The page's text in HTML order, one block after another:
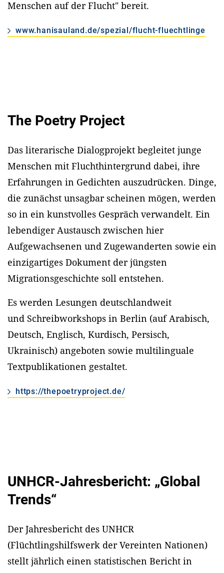
Menschen auf der Flucht" bereit.
www.hanisauland.de/spezial/flucht-fluechtlinge
The Poetry Project
Das literarische Dialogprojekt begleitet junge
Menschen mit Fluchthintergrund dabei, ihre
Erfahrungen in Gedichten auszudrücken. Dinge,
die zunächst unsagbar scheinen mögen, werden
so in ein kunstvolles Gespräch verwandelt. Ein
lebendiger Austausch zwischen hier
Aufgewachsenen und Zugewanderten sowie ein
einzigartiges Dokument der jüngsten
Migrationsgeschichte soll entstehen.
Es werden Lesungen deutschlandweit
und Schreibworkshops in Berlin (auf Arabisch,
Deutsch, Englisch, Kurdisch, Persisch,
Ukrainisch) angeboten sowie multilinguale
Textpublikationen gestaltet.
https://thepoetryproject.de/
UNHCR-Jahresbericht: „Global
Trends“
Der Jahresbericht des UNHCR
(Flüchtlingshilfswerk der Vereinten Nationen)
stellt jährlich einen statistischen Bericht in